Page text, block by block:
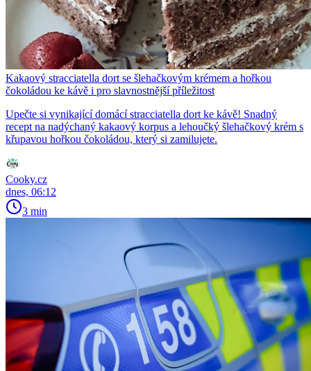
Kakaový stracciatella dort se šlehačkovým krémem a hořkou
čokoládou ke kávě i pro slavnostnější příležitost
Upečte si vynikající domácí stracciatella dort ke kávě! Snadný
recept na nadýchaný kakaový korpus a lehoučký šlehačkový krém s
křupavou hořkou čokoládou, který si zamilujete.
Cooky.cz
dnes, 06:12
3 min